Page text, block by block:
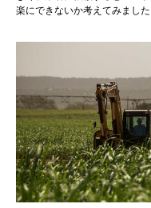
楽にできないか考えてみました